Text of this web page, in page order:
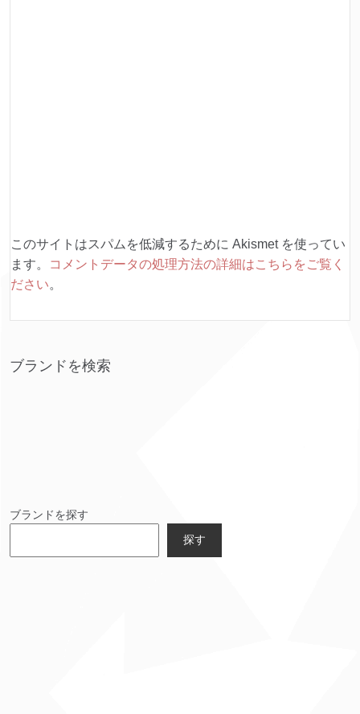
このサイトはスパムを低減するために Akismet を使ってい
ます。
コメントデータの処理方法の詳細はこちらをご覧く
ださい。
ブランドを検索
ブランドを探す
探す